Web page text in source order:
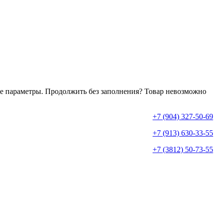
параметры. Продолжить без заполнения? Товар невозможно
+7 (904) 327-50-69
+7 (913) 630-33-55
+7 (3812) 50-73-55